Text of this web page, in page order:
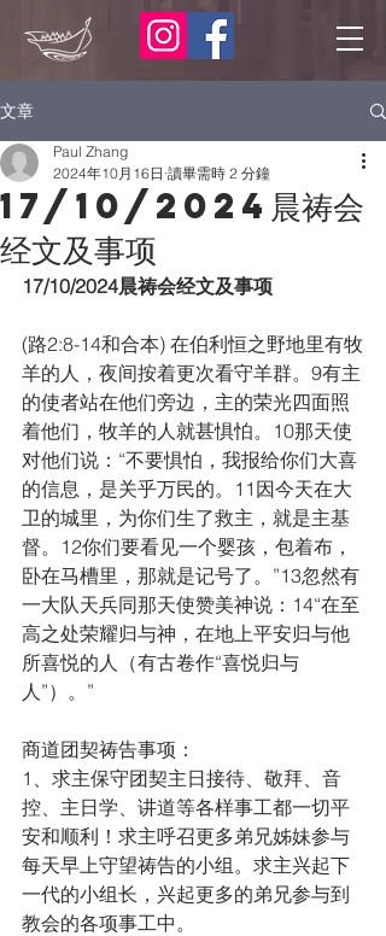
文章
17/10/2024晨祷会
经文及事项
Paul Zhang
2024年10月16日 讀畢需時 2 分鐘
17/10/2024晨祷会经文及事项
(路2:8-14和合本) 在伯利恒之野地里有牧
羊的人，夜间按着更次看守羊群。9有主
的使者站在他们旁边，主的荣光四面照
着他们，牧羊的人就甚惧怕。10那天使
对他们说：“不要惧怕，我报给你们大喜
的信息，是关乎万民的。11因今天在大
卫的城里，为你们生了救主，就是主基
督。12你们要看见一个婴孩，包着布，
卧在马槽里，那就是记号了。”13忽然有
一大队天兵同那天使赞美神说：14“在至
高之处荣耀归与神，在地上平安归与他
所喜悦的人（有古卷作“喜悦归与
人”）。”
商道团契祷告事项：
1、求主保守团契主日接待、敬拜、音
控、主日学、讲道等各样事工都一切平
安和顺利！求主呼召更多弟兄姊妹参与
每天早上守望祷告的小组。求主兴起下
一代的小组长，兴起更多的弟兄参与到
教会的各项事工中。